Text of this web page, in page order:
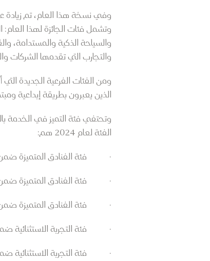
وفي نسخة هذا العام، تم زيادة
وتشمل فئات الجائزة لهذا العام:
والسياحة الذكية والمستدامة،
والتجارب التي تقدمها الشركات
ومن الفئات الفرعية الجديدة
الذين يعبرون بطريقة إبداعية
وتحتفي فئة التميز في الخدمة
الفئة لعام 2024 هم:
· فئة الفنادق المتميزة ضمن فئة 3 نجوم: بريمير إن مدينة
· فئة الفنادق المتميزة ضمن فئة 4 نجوم: أجنحة إمباسي من
· فئة الفنادق المتميزة ضمن فئة 5 نجوم: ماندرين
· فئة التجربة الاستثنائية
· فئة التجربة الاستثنائية